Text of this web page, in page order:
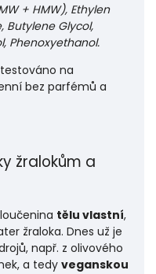
+ HMW), Ethylen
Butylene Glycol,
Phenoxyethanol.
na
bez parfémů a
žralokům a
tělu vlastní,
žraloka. Dnes už je
např. z olivového
a tedy veganskou